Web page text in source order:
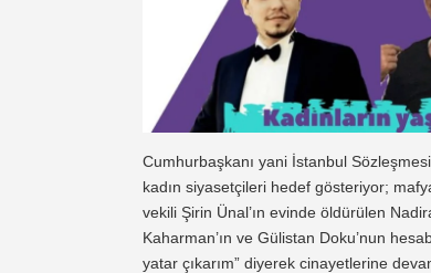
Cumhurbaşkanı yani İstanbul
kadın siyasetçileri hedef gösteriyor;
vekili Şirin Ünal’ın evinde öldürülen
Kaharman’ın ve Gülistan Doku’nun
yatar çıkarım” diyerek cinayetlerine